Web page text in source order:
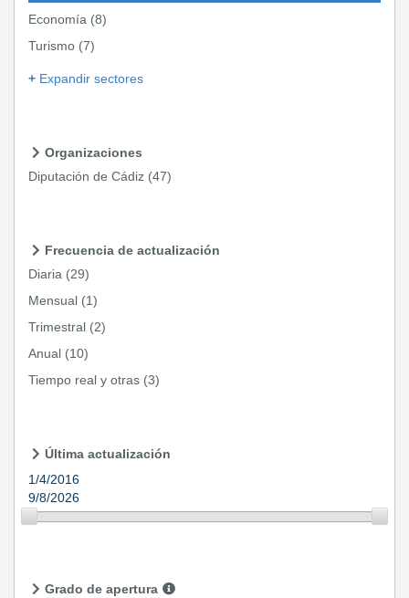
Economía (8)
Turismo (7)
Expandir sectores
Organizaciones
Diputación de Cádiz (47)
Frecuencia de actualización
Diaria (29)
Mensual (1)
Trimestral (2)
Anual (10)
Tiempo real y otras (3)
Última actualización
1/4/2016
9/8/2026
Grado de apertura